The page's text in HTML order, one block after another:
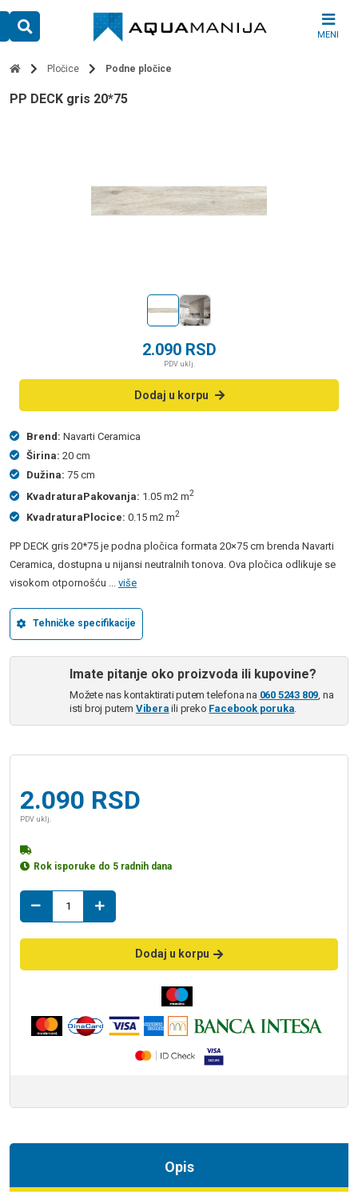
content
MENI
Pločice Podne pločice
PP DECK gris 20*75
2.090 RSD
PDV uklj.
Dodaj u korpu
Brend: Navarti Ceramica
Širina: 20 cm
Dužina: 75 cm
KvadraturaPakovanja: 1.05 m2 m2
KvadraturaPlocice: 0.15 m2 m2
PP DECK gris 20*75 je podna pločica formata 20×75 cm brenda Navarti
Ceramica, dostupna u nijansi neutralnih tonova. Ova pločica odlikuje se
visokom otpornošću ... više
Tehničke specifikacije
Imate pitanje oko proizvoda ili kupovine?
Možete nas kontaktirati putem telefona na 060 5243 809 , na
isti broj putem Vibera ili preko Facebook poruka
2.090 RSD
PDV uklj.
Rok isporuke do 5 radnih dana
DECK
količina
Dodaj u korpu
Opis